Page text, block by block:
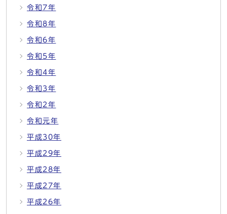
令和7年
令和8年
令和6年
令和5年
令和4年
令和3年
令和2年
令和元年
平成30年
平成29年
平成28年
平成27年
平成26年